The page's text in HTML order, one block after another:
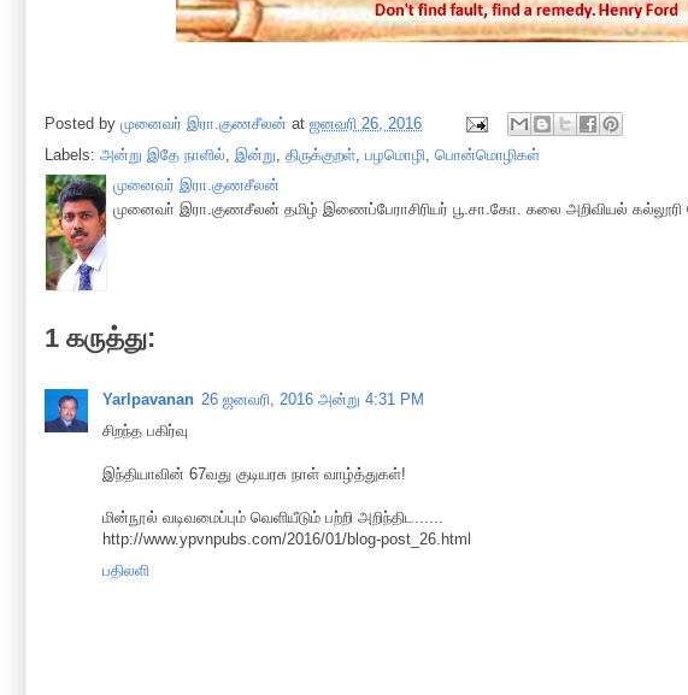
Posted by முனைவர் இரா.குணசீலன் at ஜனவரி 26, 2016
Labels: அன்று இதே நாளில், இன்று, திருக்குறள், பழமொழி, பொன்மொழிகள்
முனைவர் இரா.குணசீலன்
முனைவா் இரா.குணசீலன் தமிழ் இணைப்பேராசிரியர் பூ.சா.கோ. கலை அறிவியல் கல்லூரி
1 கருத்து:
Yarlpavanan 26 ஜனவரி, 2016 அன்று 4:31 PM
சிறந்த பகிர்வு
இந்தியாவின் 67வது குடியரசு நாள் வாழ்த்துகள்!
மின்நூல் வடிவமைப்பும் வெளியீடும் பற்றி அறிந்திட......
http://www.ypvnpubs.com/2016/01/blog-post_26.html
பதிலளி